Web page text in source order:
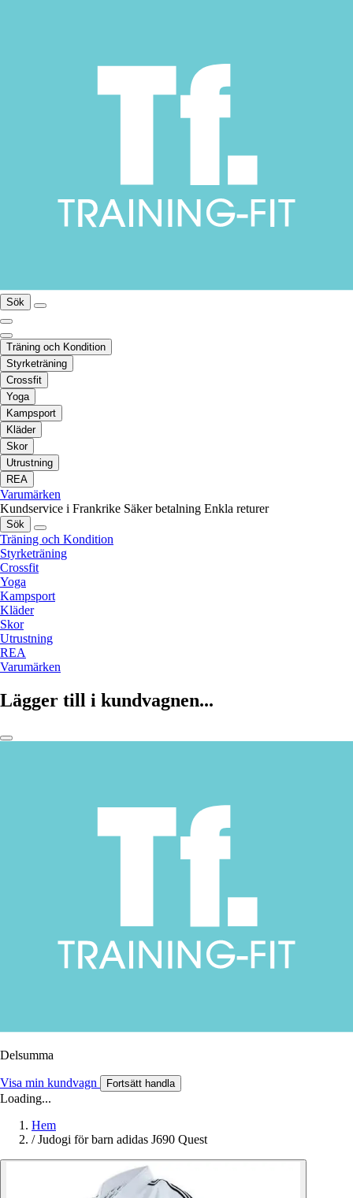
Sök
Träning och Kondition
Styrketräning
Crossfit
Yoga
Kampsport
Kläder
Skor
Utrustning
REA
Varumärken
Kundservice i Frankrike Säker betalning Enkla returer
Sök
Träning och Kondition
Styrketräning
Crossfit
Yoga
Kampsport
Kläder
Skor
Utrustning
REA
Varumärken
Lägger till i kundvagnen...
Delsumma
Visa min kundvagn Fortsätt handla
Loading...
Hem
/ Judogi för barn adidas J690 Quest